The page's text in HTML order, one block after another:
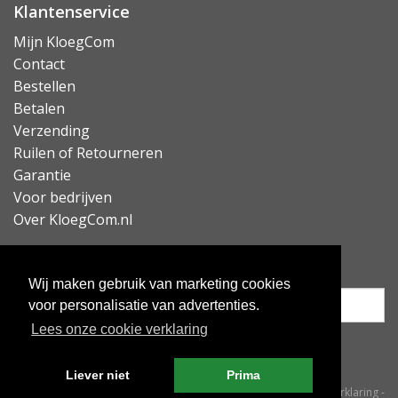
Wij maken gebruik van marketing cookies
voor personalisatie van advertenties.
Lees onze cookie verklaring
Liever niet Prima
Klantenservice
Mijn KloegCom
Contact
Bestellen
Betalen
Verzending
Ruilen of Retourneren
Garantie
Voor bedrijven
Over KloegCom.nl
Algemene voorwaarden-Cookieverklaring-